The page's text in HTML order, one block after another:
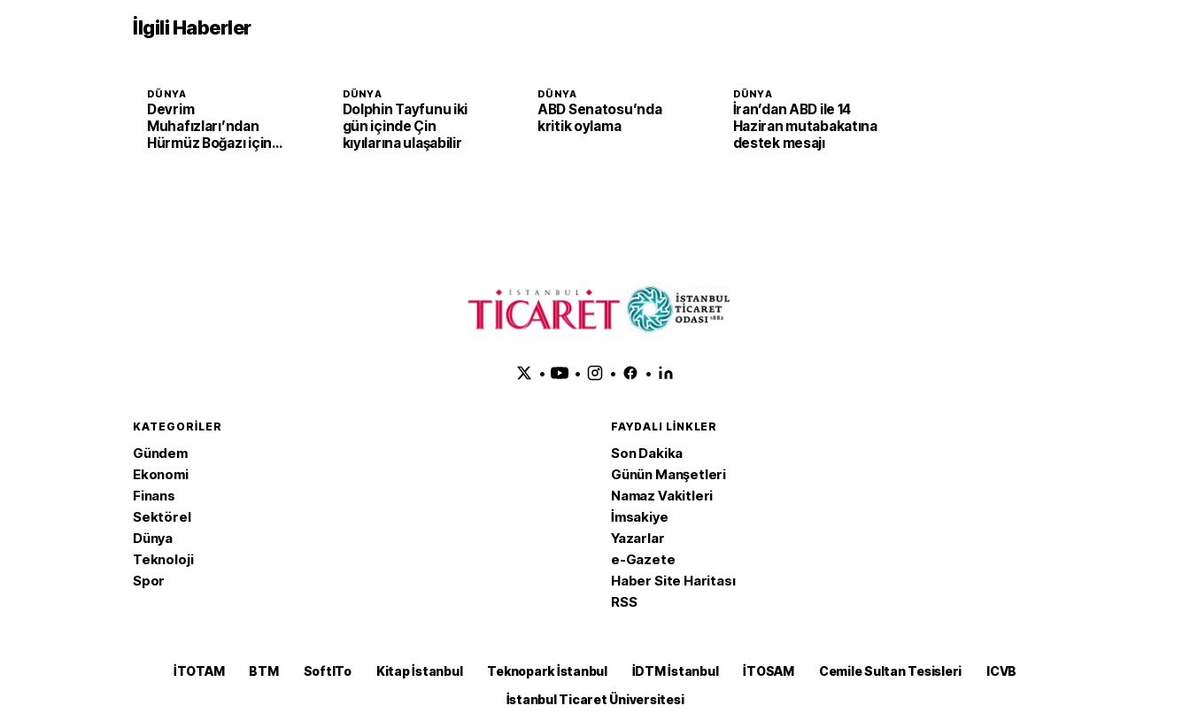
İlgili Haberler
DÜNYA
Devrim
Muhafızları’ndan
Hürmüz Boğazı için
DÜNYA
Dolphin Tayfunu iki
gün içinde Çin
kıyılarına ulaşabilir
DÜNYA
ABD Senatosu’nda
kritik oylama
DÜNYA
İran’dan ABD ile 14
Haziran mutabakatına
destek mesajı
• • • •
KATEGORILER
Gündem
Ekonomi
Finans
Sektörel
Dünya
Teknoloji
Spor
FAYDALI LINKLER
Son Dakika
Günün Manşetleri
Namaz Vakitleri
İmsakiye
Yazarlar
e-Gazete
Haber Site Haritası
RSS
İTOTAM BTM SoftITo Kitap İstanbul Teknopark İstanbul İDTM İstanbul İTOSAM Cemile Sultan Tesisleri
ICVB
İstanbul Ticaret Üniversitesi